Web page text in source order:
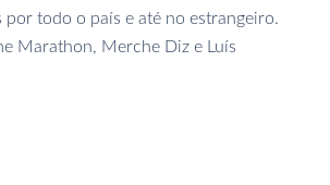
por todo o país e até no estrangeiro.
Marathon, Merche Diz e Luís